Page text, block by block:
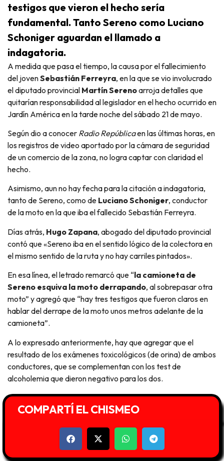
testigos que vieron el hecho sería
fundamental. Tanto Sereno como Luciano
Schoniger aguardan el llamado a
indagatoria.
A medida que pasa el tiempo, la causa por el fallecimiento
del jovenSebastián Ferreyra, en la que se vio involucrado
el diputado provincial Martín Serenoarroja detalles que
quitarían responsabilidad al legislador en el hecho ocurrido en
Jardín América en la tarde noche del sábado 21 de mayo.
Según dio a conocer Radio Repúblicaen las últimas horas, en
los registros de video aportado por la cámara de seguridad
de un comercio de la zona, no logra captar con claridad el
hecho.
Asimismo, aun no hay fecha para la citación a indagatoria,
tanto de Sereno, como de Luciano Schoniger, conductor
de la moto en la que iba el fallecido Sebastián Ferreyra.
Días atrás, Hugo Zapana, abogado del diputado provincial
contó que «Sereno iba en el sentido lógico de la colectora en
el mismo sentido de la ruta y no hay carriles pintados».
En esa línea, el letrado remarcó que “la camioneta de
Sereno esquiva la moto derrapando, al sobrepasar otra
moto” y agregó que “hay tres testigos que fueron claros en
hablar del derrape de la moto unos metros adelante de la
camioneta”.
A lo expresado anteriormente, hay que agregar que el
resultado de los exámenes toxicológicos (de orina) de ambos
conductores, que se complementan con los test de
alcoholemia que dieron negativo para los dos.
COMPARTÍ EL CHISMEO